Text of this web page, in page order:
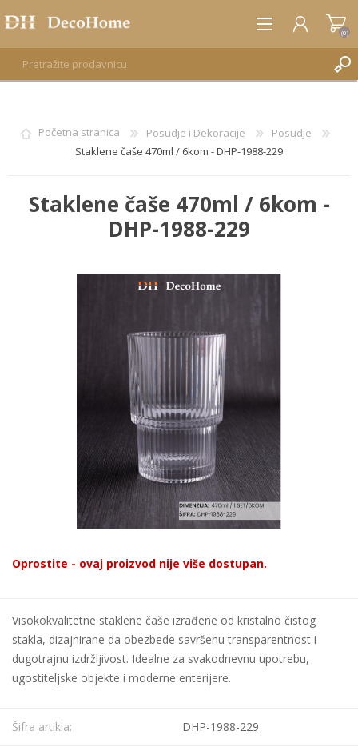
REGISTRUJTE SE
(0)
Početna stranica Posudje i Dekoracije
Posudje
Staklene čaše 470ml / 6kom - DHP-1988-229
Staklene čaše 470ml / 6kom -
DHP-1988-229
Oprostite - ovaj proizvod nije više dostupan.
Visokokvalitetne staklene čaše izrađene od kristalno čistog
stakla, dizajnirane da obezbede savršenu transparentnost i
dugotrajnu izdržljivost. Idealne za svakodnevnu upotrebu,
ugostiteljske objekte i moderne enterijere.
Šifra artikla: DHP-1988-229